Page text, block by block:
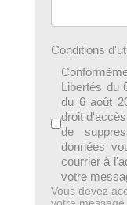
Conditions
Libertés du
du 6 août
droit
de
données
courrier à
votre
Vous devez